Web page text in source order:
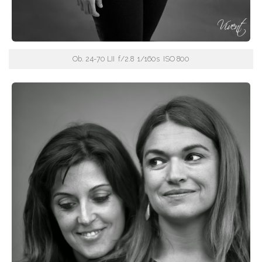
Ob. 24-70 LII f/2.8 1/160s ISO 800